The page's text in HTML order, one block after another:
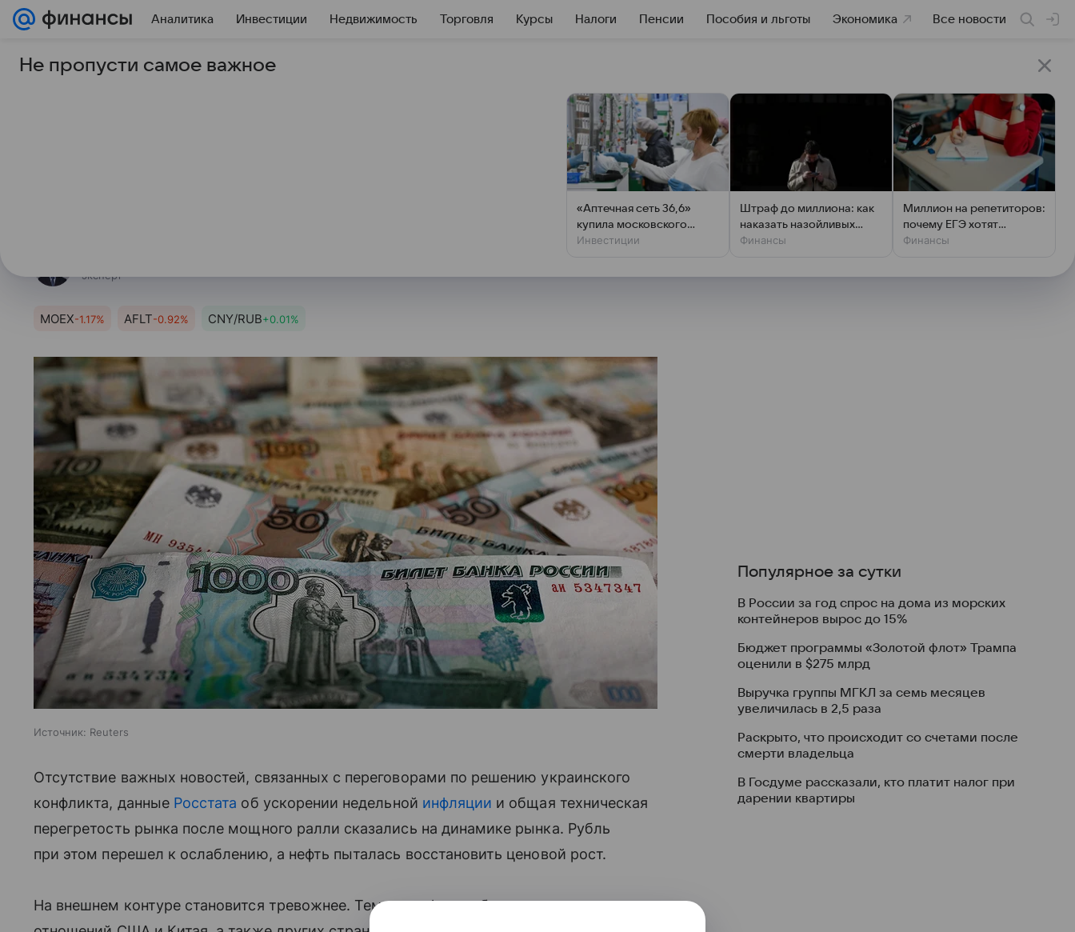
Аналитика Инвестиции Недвижимость Торговля Курсы Налоги Пенсии Пособия и льготы Экономика Все новости
27 февраля 2025 Финансы Mail
Каким будет курс рубля 28 февраля
Александр
Шепелев, эксперт по фондовому рынку «БКС Мир инвестиций»
эксперт
MOEX-1.17% AFLT-0.92% CNY/RUB+0.01%
Источник: Reuters
Отсутствие важных новостей, связанных с переговорами по решению украинского
конфликта, данные Росстата об ускорении недельной инфляции и общая техническая
перегретость рынка после мощного ралли сказались на динамике рынка. Рубль
при этом перешел к ослаблению, а нефть пыталась восстановить ценовой рост.
На внешнем контуре становится тревожнее. Тема тарифов и обострения торговых
Популярное за сутки
В России за год спрос на дома из морских
контейнеров вырос до 15%
Бюджет программы «Золотой флот» Трампа
оценили в $275 млрд
Выручка группы МГКЛ за семь месяцев
увеличилась в 2,5 раза
Раскрыто, что происходит со счетами после
смерти владельца
В Госдуме рассказали, кто платит налог при
дарении квартиры
Не пропусти самое важное
«Аптечная сеть 36,6»
купила московского
фармритейлера «Диалог»
Инвестиции
Штраф до миллиона: как
наказать назойливых
рекламщиков
Финансы
Миллион на репетиторов:
почему ЕГЭ хотят
отменить
Финансы